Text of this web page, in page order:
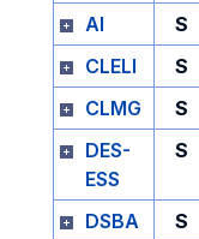
AI
S
CLELI
S
CLMG
S
DES-
ESS
S
DSBA S